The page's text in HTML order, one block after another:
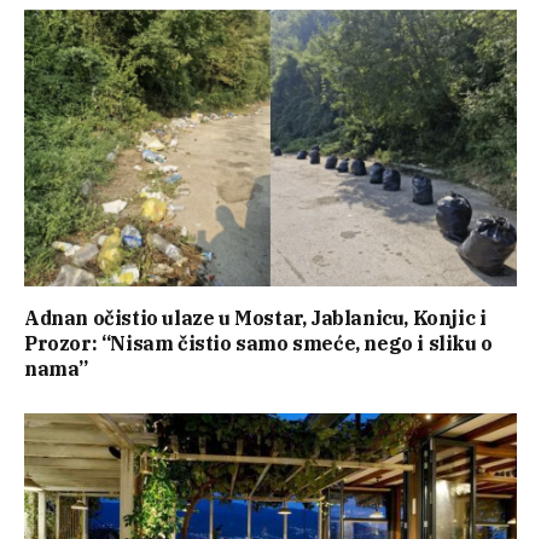
Adnan očistio ulaze u Mostar, Jablanicu, Konjic i
Prozor: “Nisam čistio samo smeće, nego i sliku o
nama”